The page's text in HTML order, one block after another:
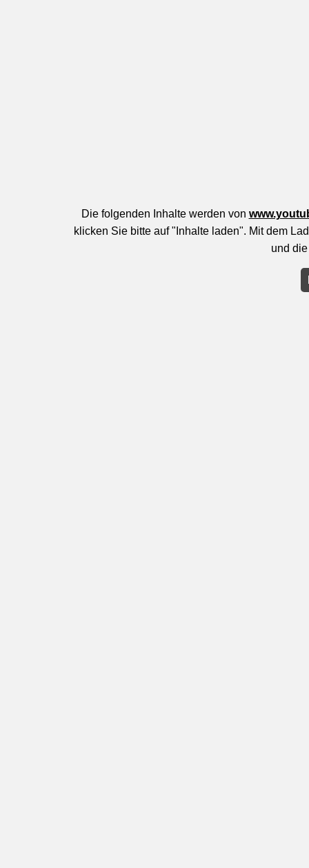
Die folgenden Inhalte werden von
klicken Sie bitte auf "Inhalte laden". Mit dem
und